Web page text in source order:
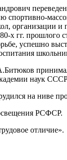
спортивно-
организации
х гг.
успешно
наук
на ниве
РСФСР.
отличие».